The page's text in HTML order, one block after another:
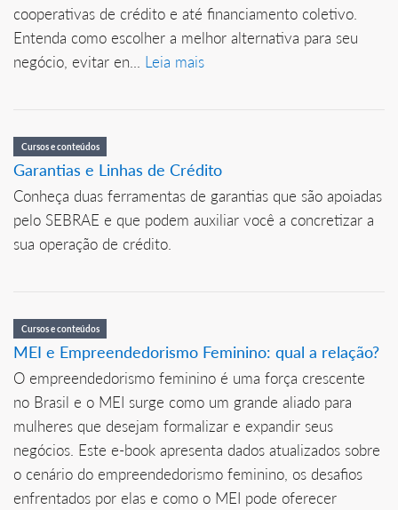
cooperativas de crédito e até financiamento coletivo.
Entenda como escolher a melhor alternativa para seu
negócio, evitar en... Leia mais
Cursos e conteúdos
Garantias e Linhas de Crédito
Conheça duas ferramentas de garantias que são apoiadas
pelo SEBRAE e que podem auxiliar você a concretizar a
sua operação de crédito.
Cursos e conteúdos
MEI e Empreendedorismo Feminino: qual a relação?
O empreendedorismo feminino é uma força crescente
no Brasil e o MEI surge como um grande aliado para
mulheres que desejam formalizar e expandir seus
negócios. Este e-book apresenta dados atualizados sobre
o cenário do empreendedorismo feminino, os desafios
enfrentados por elas e como o MEI pode oferecer